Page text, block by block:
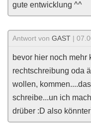
gute entwicklung ^^
Antwort von GAST |
bevor hier noch
rechtschreibung oda
wollen,
schreibe...un ich
drüber :D also